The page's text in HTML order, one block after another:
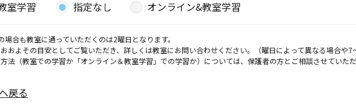
本橋馬喰町１丁目３－１１ ＴＳ
東上野２丁目教室
月 火 水 木 金 土
日
室
室学習
指定なし オンライン&教室学習
合も教室に通っていただくのは2曜日となります。
およその目安としてご覧いただき、詳しくは教室にお問い合わせください。（曜日によって異なる場合や7
法（教室での学習か「オンライン＆教室学習」での学習か）については、保護者の方とご相談させていただ
戻る